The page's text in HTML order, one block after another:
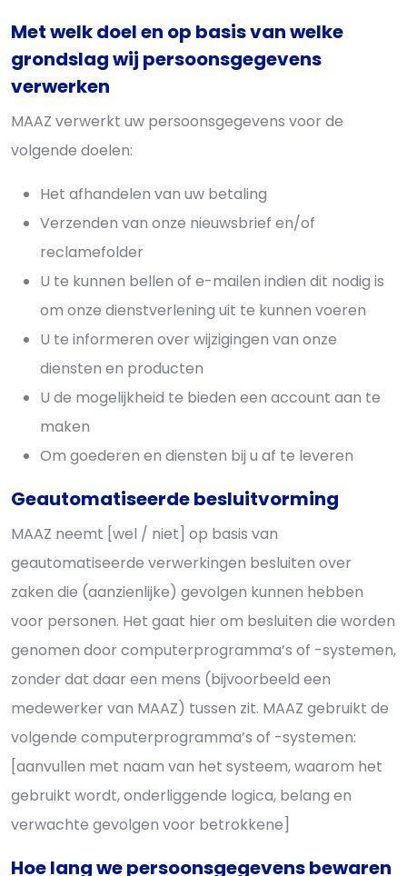
Met welk doel en op basis van welke
grondslag wij persoonsgegevens
verwerken
MAAZ verwerkt uw persoonsgegevens voor de
volgende doelen:
Het afhandelen van uw betaling
Verzenden van onze nieuwsbrief en/of
reclamefolder
U te kunnen bellen of e-mailen indien dit nodig is
om onze dienstverlening uit te kunnen voeren
U te informeren over wijzigingen van onze
diensten en producten
U de mogelijkheid te bieden een account aan te
maken
Om goederen en diensten bij u af te leveren
Geautomatiseerde besluitvorming
MAAZ neemt [wel / niet] op basis van
geautomatiseerde verwerkingen besluiten over
zaken die (aanzienlijke) gevolgen kunnen hebben
voor personen. Het gaat hier om besluiten die worden
genomen door computerprogramma’s of -systemen,
zonder dat daar een mens (bijvoorbeeld een
medewerker van MAAZ) tussen zit. MAAZ gebruikt de
volgende computerprogramma’s of -systemen:
[aanvullen met naam van het systeem, waarom het
gebruikt wordt, onderliggende logica, belang en
verwachte gevolgen voor betrokkene]
Hoe lang we persoonsgegevens bewaren